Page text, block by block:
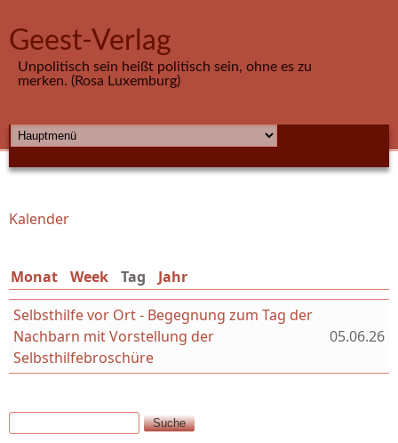
Geest-Verlag
Unpolitisch sein heißt politisch sein, ohne es zu
merken. (Rosa Luxemburg)
HAUPTMENÜ
Sie sind hier
Kalender
Monat Week Tag (aktiver Reiter)
Jahr
Selbsthilfe vor Ort - Begegnung zum Tag der
Nachbarn mit Vorstellung der
Selbsthilfebroschüre
05.06.26
Suchformular
Suche